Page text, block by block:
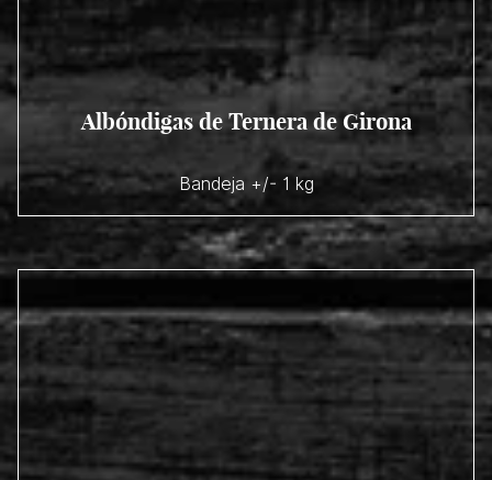
Albóndigas de Ternera de Girona
Bandeja +/- 1 kg